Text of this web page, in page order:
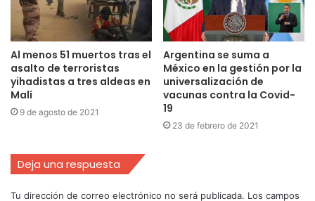
Al menos 51 muertos tras el
asalto de terroristas
yihadistas a tres aldeas en
Malí
9 de agosto de 2021
Argentina se suma a
México en la gestión por la
universalización de
vacunas contra la Covid-
19
23 de febrero de 2021
Deja una respuesta
Tu dirección de correo electrónico no será publicada. Los campos